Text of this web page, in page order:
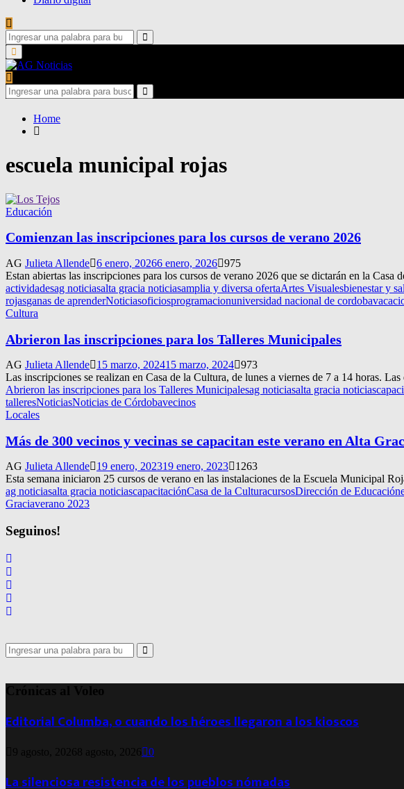
Search
for:
Search
Primary
Menu
Search
for:
Search
Home
escuela municipal rojas
Educación
Comienzan las inscripciones para los cursos de verano 2026
AG Julieta Allende 6 enero, 20266 enero, 2026 975
Estan abiertas las inscripciones para los cursos de verano 2026 que se dictarán en la
actividadesag noticiasalta gracia noticiasamplia y diversa ofertaArtes Visualesbienestar y
rojasganas de aprenderNoticiasoficiosprogramacionuniversidad nacional de cordoba
Cultura
Abrieron las inscripciones para los Talleres Municipales
AG Julieta Allende 15 marzo, 202415 marzo, 2024 973
Las inscripciones se realizan en Casa de la Cultura, de lunes a viernes de 7 a 14 horas.
Abrieron las inscripciones para los Talleres Municipalesag noticiasalta gracia noticias
talleresNoticiasNoticias de Córdobavecinos
Locales
Más de 300 vecinos y vecinas se capacitan este verano en Alta
AG Julieta Allende 19 enero, 202319 enero, 2023
1263
Esta semana iniciaron 25 cursos de verano en las instalaciones de la Escuela Municipal
ag noticiasalta gracia noticiascapacitaciónCasa de la CulturacursosDirección de Educación
Graciaverano 2023
Seguinos!
Search
for:
Search
Crónicas al Voleo
Editorial Columba, o cuando los héroes llegaron a los kioscos
9 agosto, 20268 agosto, 2026 0
La silenciosa resistencia de los pueblos nómadas